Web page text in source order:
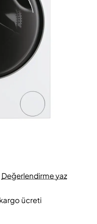
kargo ücreti
Değerlendirme yaz